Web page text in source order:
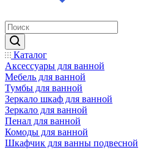
Каталог
Аксессуары для ванной
Мебель для ванной
Тумбы для ванной
Зеркало шкаф для ванной
Зеркало для ванной
Пенал для ванной
Комоды для ванной
Шкафчик для ванны подвесной